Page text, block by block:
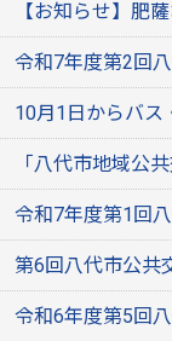
【お知らせ】肥
令和7年度第2回
10月1日からバス
「八代市地域公
令和7年度第1回
第6回八代市公共
令和6年度第5回